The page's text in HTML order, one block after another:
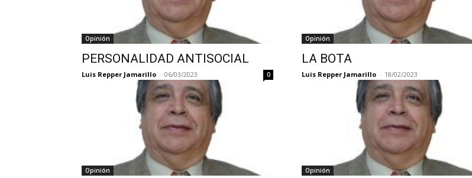
Opinión
PERSONALIDAD ANTISOCIAL
Luis Repper Jamarillo - 06/03/2023 0
Opinión
LA BOTA
Luis Repper Jamarillo - 18/02/2023
Opinión Opinión